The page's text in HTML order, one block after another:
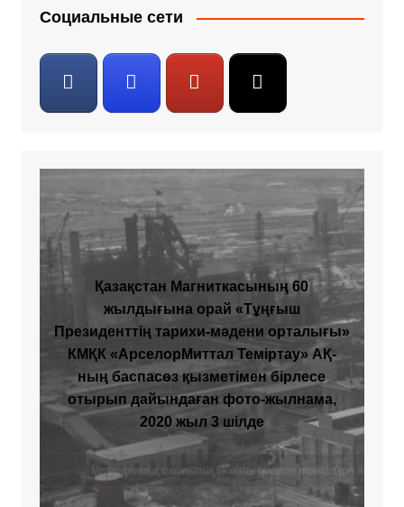
Социальные сети
Қазақстан Магниткасының 60
жылдығына орай «Тұңғыш
Президенттің тарихи-мәдени орталығы»
КМҚК «АрселорМиттал Теміртау» АҚ-
ның баспасөз қызметімен бірлесе
отырып дайындаған фото-жылнама,
2020 жыл 3 шілде